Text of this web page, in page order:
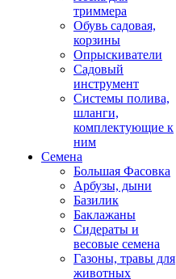
триммера
Обувь садовая,
корзины
Опрыскиватели
Садовый
инструмент
Системы полива,
шланги,
комплектующие к
ним
Семена
Большая Фасовка
Арбузы, дыни
Базилик
Баклажаны
Сидераты и
весовые семена
Газоны, травы для
животных